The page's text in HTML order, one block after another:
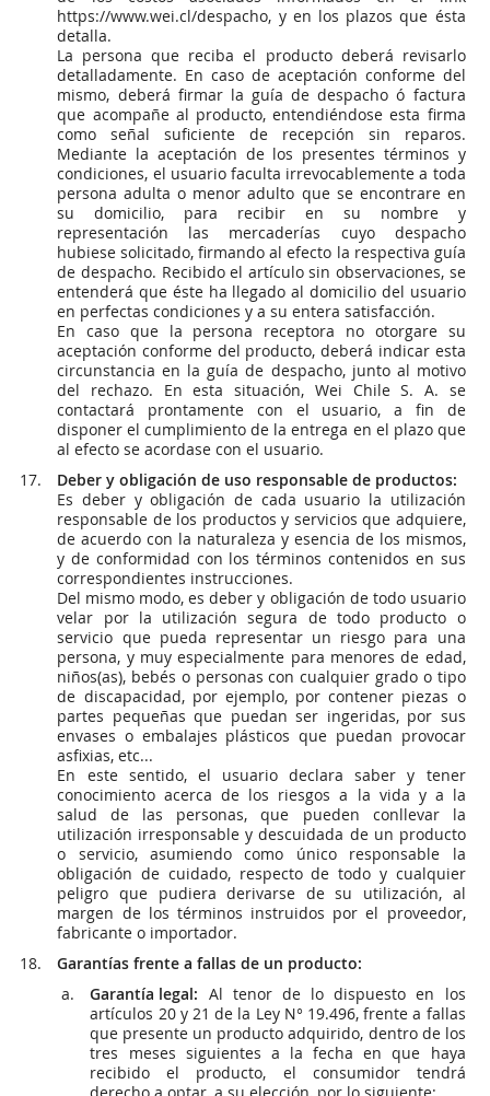
https://www.wei.cl/despacho, y en los plazos que ésta
detalla.
La persona que reciba el producto deberá revisarlo
detalladamente. En caso de aceptación conforme del
mismo, deberá firmar la guía de despacho ó factura
que acompañe al producto, entendiéndose esta firma
como señal suficiente de recepción sin reparos.
Mediante la aceptación de los presentes términos y
condiciones, el usuario faculta irrevocablemente a toda
persona adulta o menor adulto que se encontrare en
su domicilio, para recibir en su nombre y
representación las mercaderías cuyo despacho
hubiese solicitado, firmando al efecto la respectiva guía
de despacho. Recibido el artículo sin observaciones, se
entenderá que éste ha llegado al domicilio del usuario
en perfectas condiciones y a su entera satisfacción.
En caso que la persona receptora no otorgare su
aceptación conforme del producto, deberá indicar esta
circunstancia en la guía de despacho, junto al motivo
del rechazo. En esta situación, Wei Chile S. A. se
contactará prontamente con el usuario, a fin de
disponer el cumplimiento de la entrega en el plazo que
al efecto se acordase con el usuario.
Deber y obligación de uso responsable de productos:
Es deber y obligación de cada usuario la utilización
responsable de los productos y servicios que adquiere,
de acuerdo con la naturaleza y esencia de los mismos,
y de conformidad con los términos contenidos en sus
correspondientes instrucciones.
Del mismo modo, es deber y obligación de todo usuario
velar por la utilización segura de todo producto o
servicio que pueda representar un riesgo para una
persona, y muy especialmente para menores de edad,
niños(as), bebés o personas con cualquier grado o tipo
de discapacidad, por ejemplo, por contener piezas o
partes pequeñas que puedan ser ingeridas, por sus
envases o embalajes plásticos que puedan provocar
asfixias, etc...
En este sentido, el usuario declara saber y tener
conocimiento acerca de los riesgos a la vida y a la
salud de las personas, que pueden conllevar la
utilización irresponsable y descuidada de un producto
o servicio, asumiendo como único responsable la
obligación de cuidado, respecto de todo y cualquier
peligro que pudiera derivarse de su utilización, al
margen de los términos instruidos por el proveedor,
fabricante o importador.
Garantías frente a fallas de un producto:
Garantía legal: Al tenor de lo dispuesto en los
artículos 20 y 21 de la Ley N° 19.496, frente a fallas
que presente un producto adquirido, dentro de los
tres meses siguientes a la fecha en que haya
recibido el producto, el consumidor tendrá